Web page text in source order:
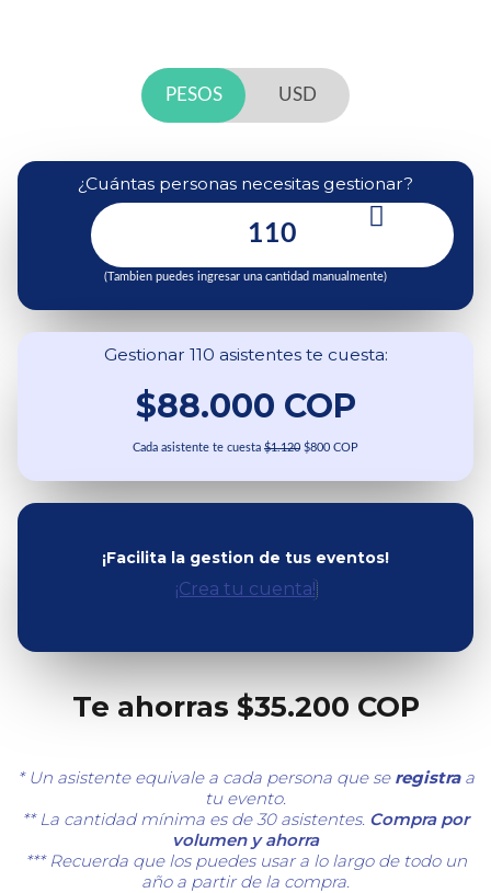
PESOS USD
¿Cuántas personas necesitas gestionar?
(Tambien puedes ingresar una cantidad manualmente)
Gestionar 110 asistentes te cuesta:
$88.000 COP
Cada asistente te cuesta $1.120 $800 COP
¡Facilita la gestion de tus eventos!
¡Crea tu cuenta!
Te ahorras $35.200 COP
* Un asistente equivale a cada persona que se registraa
tu evento.
** La cantidad mínima es de 30 asistentes. Compra por
volumen y ahorra
*** Recuerda que los puedes usar a lo largo de todo un
año a partir de la compra.